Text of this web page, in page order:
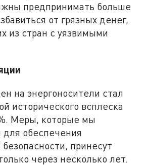
предпринимать больше
от грязных денег,
из стран с уязвимыми
на энергоносители стал
исторического всплеска
Меры, которые мы
обеспечения
принесут
через несколько лет.